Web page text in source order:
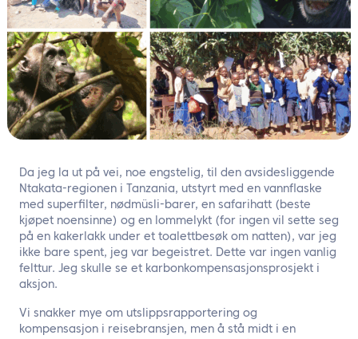
Kontakt oss
NO
Da jeg la ut på vei, noe engstelig, til den avsidesliggende
Ntakata-regionen i Tanzania, utstyrt med en vannflaske
med superfilter, nødmüsli-barer, en safarihatt (beste
kjøpet noensinne) og en lommelykt (for ingen vil sette seg
på en kakerlakk under et toalettbesøk om natten), var jeg
ikke bare spent, jeg var begeistret. Dette var ingen vanlig
felttur. Jeg skulle se et karbonkompensasjonsprosjekt i
aksjon.
Vi snakker mye om utslippsrapportering og
kompensasjon i reisebransjen, men å stå midt i en